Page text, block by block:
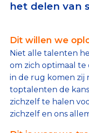
Betrouwbare
CBF-publicaties
State of the
Het
het delen van
Dit willen we
Niet alle talenten
om zich optimaal
in de rug komen zij
toptalenten de
zichzelf te halen
zichzelf en ons